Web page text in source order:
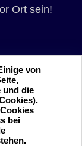
Ort sein!
von
und die
bei